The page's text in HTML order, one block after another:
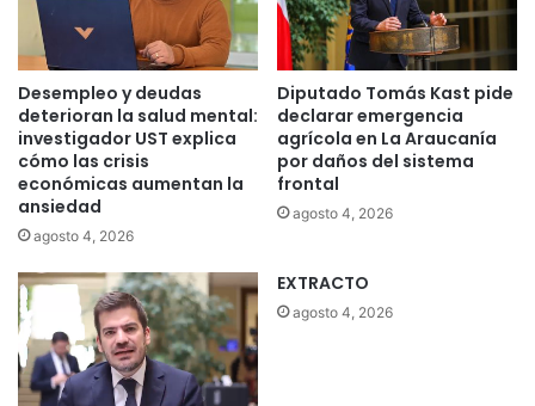
c
n
G
e
r
m
á
B
e
c
k
e
a
d
e
l
a
n
i
ñ
z
.
P
r
o
Desempleo y deudas
deterioran la salud mental:
investigador UST explica
cómo las crisis
económicas aumentan la
ansiedad
agosto 4, 2026
Diputado Tomás Kast pide
declarar emergencia
agrícola en La Araucanía
por daños del sistema
frontal
agosto 4, 2026
EXTRACTO
agosto 4, 2026